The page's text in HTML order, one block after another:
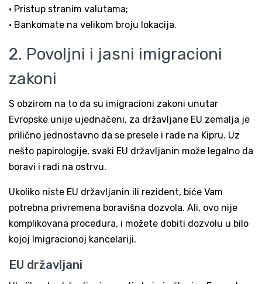
• Pristup stranim valutama;
• Bankomate na velikom broju lokacija.
2. Povoljni i jasni imigracioni
zakoni
S obzirom na to da su imigracioni zakoni unutar
Evropske unije ujednačeni, za državljane EU zemalja je
prilično jednostavno da se presele i rade na Kipru. Uz
nešto papirologije, svaki EU državljanin može legalno da
boravi i radi na ostrvu.
Ukoliko niste EU državljanin ili rezident, biće Vam
potrebna privremena boravišna dozvola. Ali, ovo nije
komplikovana procedura, i možete dobiti dozvolu u bilo
kojoj Imigracionoj kancelariji.
EU državljani